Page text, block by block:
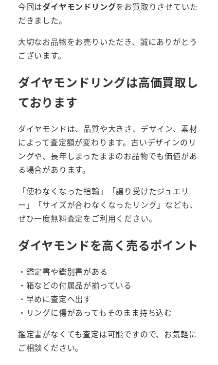
今回はダイヤモンドリングをお買取りさせていた
だきました。
大切なお品物をお売りいただき、誠にありがとう
ございます。
ダイヤモンドリングは高価買取し
ております
ダイヤモンドは、品質や大きさ、デザイン、素材
によって査定額が変わります。古いデザインのリ
ングや、長年しまったままのお品物でも価値があ
る場合があります。
「使わなくなった指輪」「譲り受けたジュエリ
ー」「サイズが合わなくなったリング」なども、
ぜひ一度無料査定をご利用ください。
ダイヤモンドを高く売るポイント
・鑑定書や鑑別書がある
・箱などの付属品が揃っている
・早めに査定へ出す
・リングに傷があってもそのまま持ち込む
鑑定書がなくても査定は可能ですので、お気軽に
ご相談ください。